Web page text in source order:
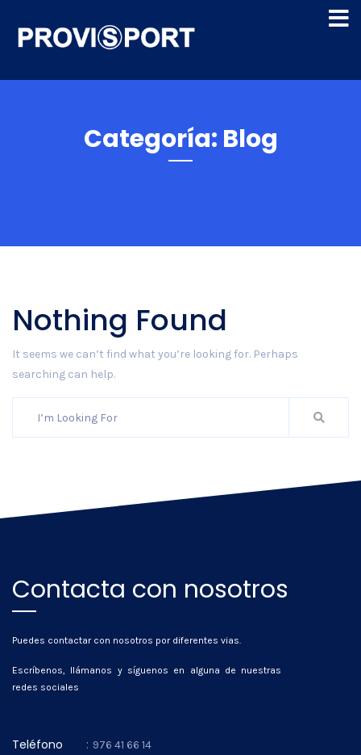
Categoría: Blog
Nothing Found
It seems we can’t find what you’re looking for. Perhaps
searching can help.
Contacta con nosotros
Puedes contactar con nosotros por diferentes vias.
Escríbenos, llámanos y síguenos en alguna de nuestras
redes sociales
Teléfono : 976 41 66 14